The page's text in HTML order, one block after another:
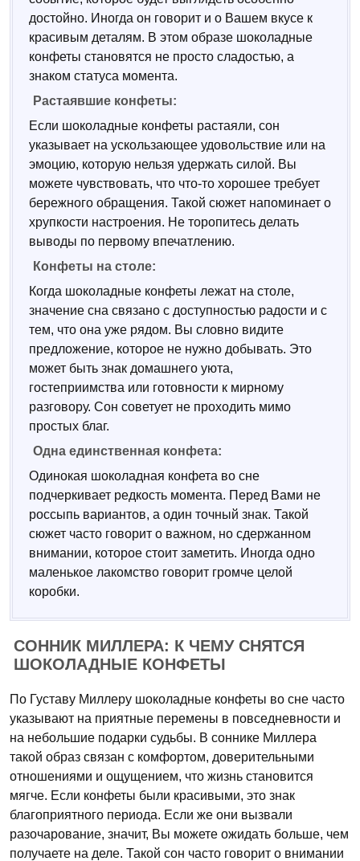
достойно. Иногда он говорит и о Вашем вкусе к
красивым деталям. В этом образе шоколадные
конфеты становятся не просто сладостью, а
знаком статуса момента.
Растаявшие конфеты:
Если шоколадные конфеты растаяли, сон
указывает на ускользающее удовольствие или на
эмоцию, которую нельзя удержать силой. Вы
можете чувствовать, что что-то хорошее требует
бережного обращения. Такой сюжет напоминает о
хрупкости настроения. Не торопитесь делать
выводы по первому впечатлению.
Конфеты на столе:
Когда шоколадные конфеты лежат на столе,
значение сна связано с доступностью радости и с
тем, что она уже рядом. Вы словно видите
предложение, которое не нужно добывать. Это
может быть знак домашнего уюта,
гостеприимства или готовности к мирному
разговору. Сон советует не проходить мимо
простых благ.
Одна единственная конфета:
Одинокая шоколадная конфета во сне
подчеркивает редкость момента. Перед Вами не
россыпь вариантов, а один точный знак. Такой
сюжет часто говорит о важном, но сдержанном
внимании, которое стоит заметить. Иногда одно
маленькое лакомство говорит громче целой
коробки.
СОННИК МИЛЛЕРА: К ЧЕМУ СНЯТСЯ
ШОКОЛАДНЫЕ КОНФЕТЫ
По Густаву Миллеру шоколадные конфеты во сне часто
указывают на приятные перемены в повседневности и
на небольшие подарки судьбы. В соннике Миллера
такой образ связан с комфортом, доверительными
отношениями и ощущением, что жизнь становится
мягче. Если конфеты были красивыми, это знак
благоприятного периода. Если же они вызвали
разочарование, значит, Вы можете ожидать больше, чем
получаете на деле. Такой сон часто говорит о внимании